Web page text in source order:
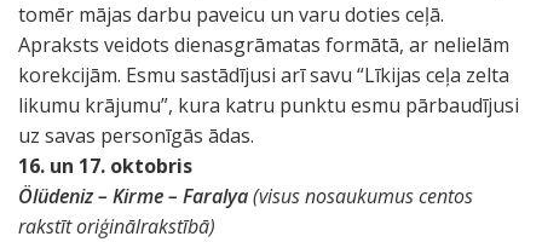
tomēr mājas darbu paveicu un varu doties ceļā.
Apraksts veidots dienasgrāmatas formātā, ar nelielām
korekcijām. Esmu sastādījusi arī savu “Līkijas ceļa zelta
likumu krājumu”, kura katru punktu esmu pārbaudījusi
uz savas personīgās ādas.
16. un 17. oktobris
Ölüdeniz – Kirme – Faralya(visus nosaukumus centos
rakstīt oriģinālrakstībā)